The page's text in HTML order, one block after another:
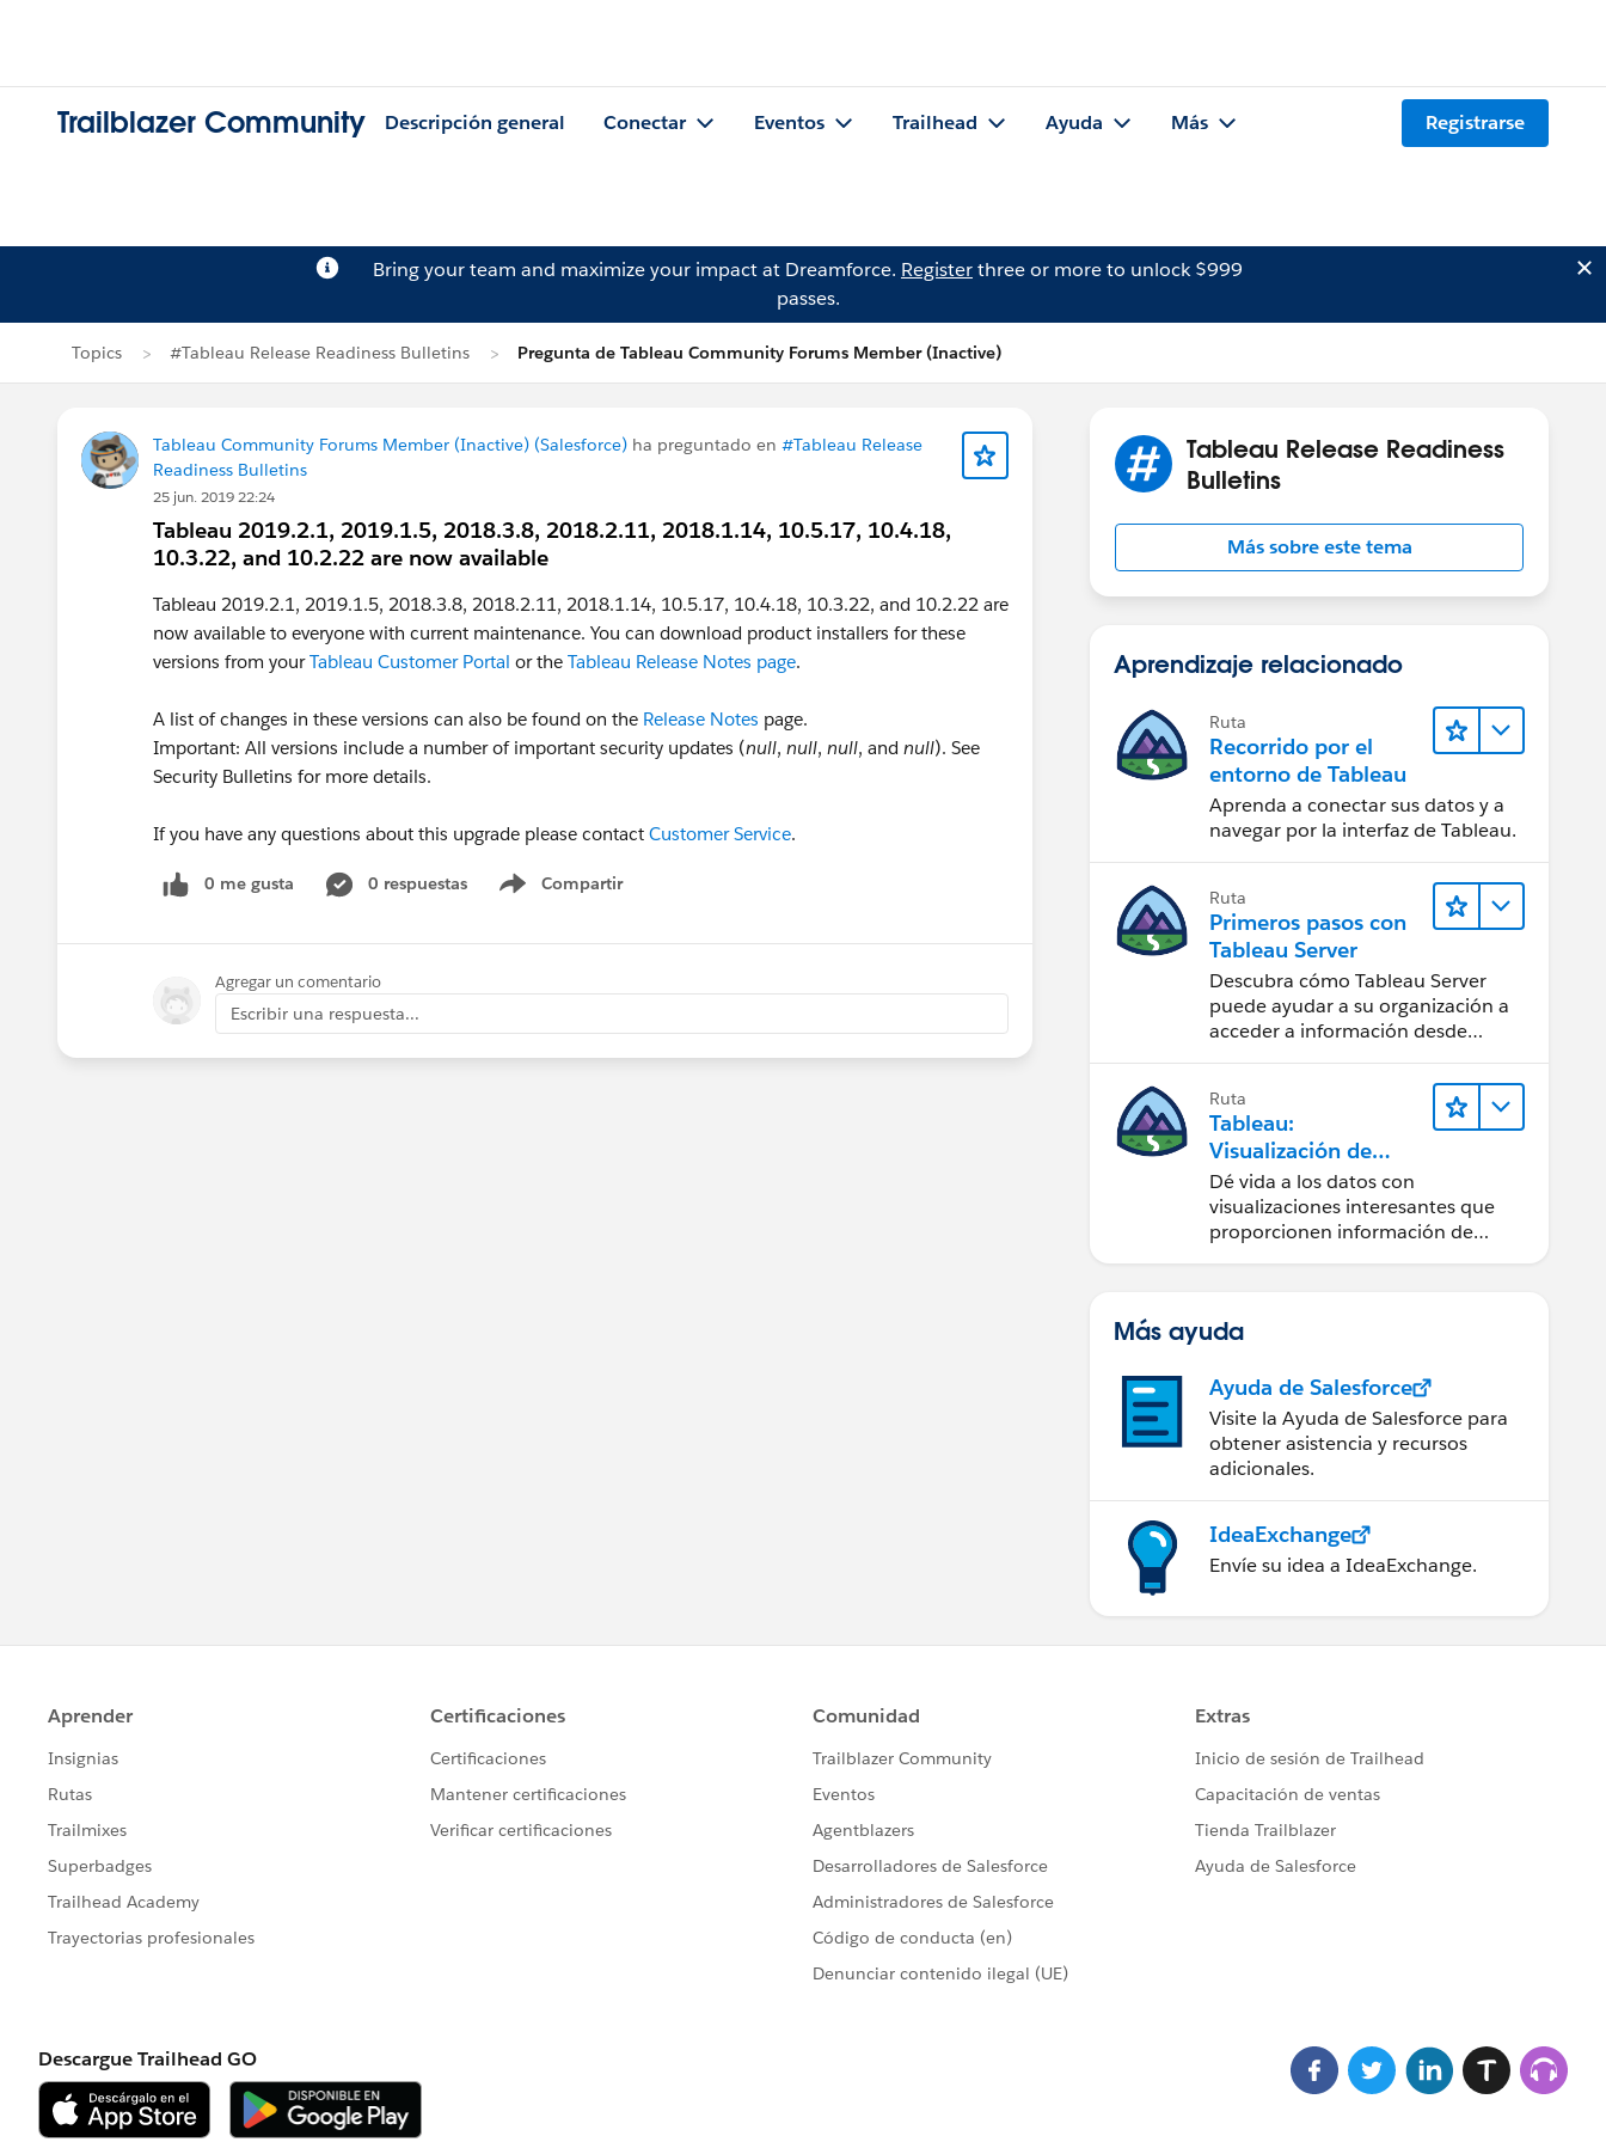
Trailblazer Community Descripción general Conectar Eventos Trailhead Ayuda Más Registrarse
Bring your team and maximize your impact at Dreamforce. Registerthree or more to unlock $999
passes.
Topics #Tableau Release Readiness Bulletins Pregunta de Tableau Community Forums Member (Inactive)
Tableau Community Forums Member (Inactive) (Salesforce) ha preguntado en #Tableau Release
Readiness Bulletins
25 jun. 2019 22:24
Tableau 2019.2.1, 2019.1.5, 2018.3.8, 2018.2.11, 2018.1.14, 10.5.17, 10.4.18,
10.3.22, and 10.2.22 are now available
Tableau 2019.2.1, 2019.1.5, 2018.3.8, 2018.2.11, 2018.1.14, 10.5.17, 10.4.18, 10.3.22, and 10.2.22 are
now available to everyone with current maintenance. You can download product installers for these
versions from yourTableau Customer Portal or the Tableau Release Notes page.
A list of changes in these versions can also be found on the Release Notes page.
Important: All versions include a number of important security updates (null, null, null, and null). See
Security Bulletins for more details.
If you have any questions about this upgrade please contact Customer Service.
0 me gusta 0 respuestas Compartir
Show menu
Agregar un comentario
Escribir una respuesta...
Tableau Release Readiness
Bulletins
Más sobre este tema
Aprendizaje relacionado
Ruta
Recorrido por el
entorno de Tableau
Aprenda a conectar sus datos y a
navegar por la interfaz de Tableau.
Ruta
Primeros pasos con
Tableau Server
Descubra cómo Tableau Server
puede ayudar a su organización a
acceder a información desde
Ruta
Tableau:
Visualización de
datos y narración
Dé vida a los datos con
visualizaciones interesantes que
proporcionen información de
Más ayuda
Ayuda de Salesforce
Visite la Ayuda de Salesforce para
obtener asistencia y recursos
adicionales.
IdeaExchange
Envíe su idea a IdeaExchange.